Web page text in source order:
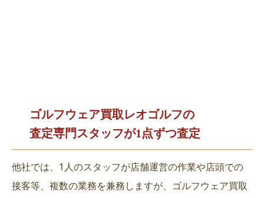
ゴルフウェア買取レオゴルフの
査定専門スタッフが1点ずつ査定
他社では、1人のスタッフが店舗運営の作業や店頭での
接客等、複数の業務を兼務しますが、ゴルフウェア買取